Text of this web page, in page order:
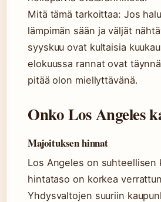
Mitä tämä tarkoittaa: Jos
lämpimän sään ja väljät
syyskuu ovat kultaisia
elokuussa rannat ovat
pitää olon miellyttävänä.
Onko Los Angeles
Majoituksen hinnat
Los Angeles on suhteellisen
hintataso on korkea
Yhdysvaltojen suuriin